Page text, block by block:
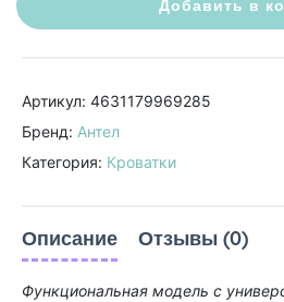
Добавить в
Артикул: 4631179969285
Бренд: Антел
Категория: Кроватки
Описание Отзывы (0)
Функциональная модель с